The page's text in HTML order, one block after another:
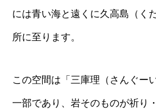
には青い海と遠くに久高島（く
所に至ります。
この空間は「三庫理（さんぐー
一部であり、岩そのものが祈り